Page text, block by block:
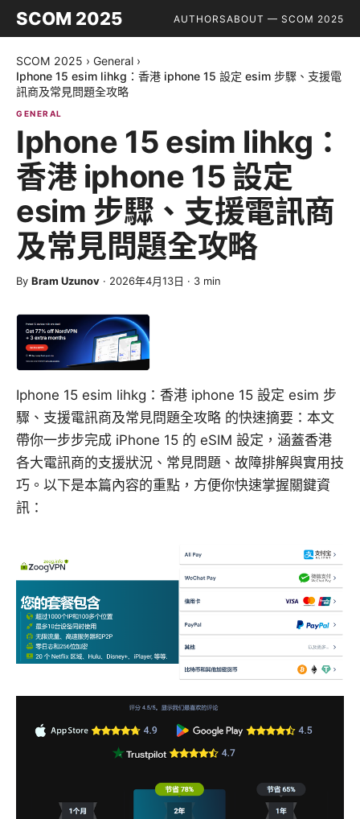
SCOM 2025 AUTHORSABOUT — SCOM 2025
SCOM 2025 › General ›
Iphone 15 esim lihkg：香港 iphone 15 設定 esim 步驟、支援電
訊商及常見問題全攻略
GENERAL
Iphone 15 esim lihkg：
香港 iphone 15 設定
esim 步驟、支援電訊商
及常見問題全攻略
By Bram Uzunov · 2026年4月13日 · 3 min
Iphone 15 esim lihkg：香港 iphone 15 設定 esim 步
驟、支援電訊商及常見問題全攻略 的快速摘要：本文
帶你一步步完成 iPhone 15 的 eSIM 設定，涵蓋香港
各大電訊商的支援狀況、常見問題、故障排解與實用技
巧。以下是本篇內容的重點，方便你快速掌握關鍵資
訊：